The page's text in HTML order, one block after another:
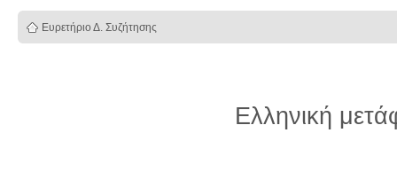
Ευρετήριο Δ. Συζήτησης
Ελληνική